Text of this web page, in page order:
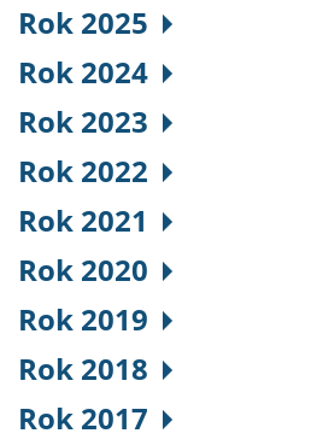
Rok 2025
Rok 2024
Rok 2023
Rok 2022
Rok 2021
Rok 2020
Rok 2019
Rok 2018
Rok 2017